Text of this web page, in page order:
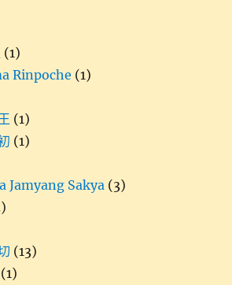
(1)
Rinpoche (1)
(1)
(1)
Jamyang Sakya (3)
(13)
(1)